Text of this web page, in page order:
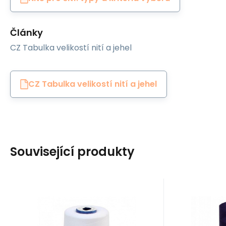
Články
CZ Tabulka velikostí nití a jehel
CZ Tabulka velikostí nití a jehel
Související produkty
Sewing threads VIGA
80 for overlock
9GBP
In stock
Šicí nitě VIGA 80 do
EAN:
Nitě